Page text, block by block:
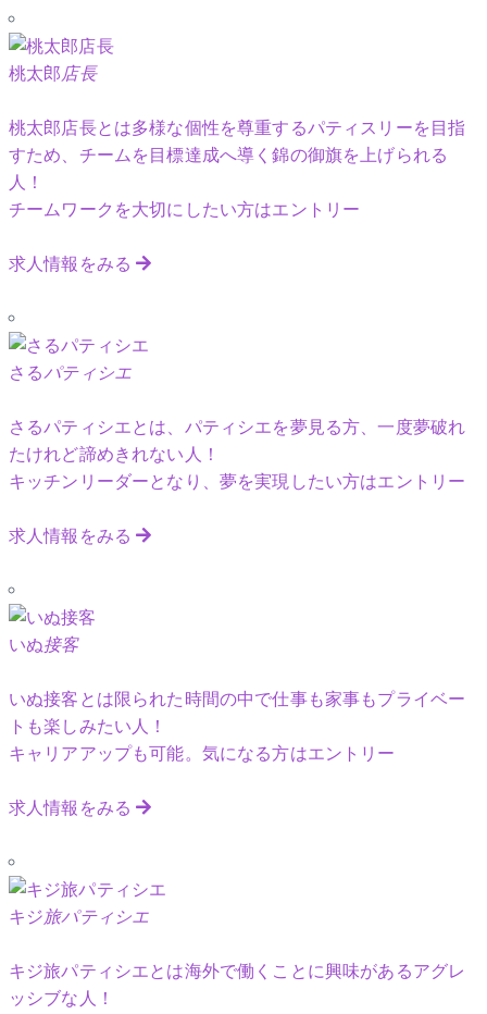
桃太郎店長
桃太郎店長とは多様な個性を尊重するパティスリーを目指
すため、チームを目標達成へ導く錦の御旗を上げられる
人！
チームワークを大切にしたい方はエントリー
求人情報をみる
さるパティシエ
さるパティシエとは、パティシエを夢見る方、一度夢破れ
たけれど諦めきれない人！
キッチンリーダーとなり、夢を実現したい方はエントリー
求人情報をみる
いぬ接客
いぬ接客とは限られた時間の中で仕事も家事もプライベー
トも楽しみたい人！
キャリアアップも可能。気になる方はエントリー
求人情報をみる
キジ旅パティシエ
キジ旅パティシエとは海外で働くことに興味があるアグレ
ッシブな人！